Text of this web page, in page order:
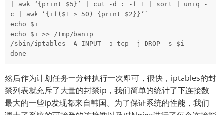
| awk ‘{print $5}’ | cut -d : -f 1 | sort | uniq -
c | awk ‘{if($1 > 50) {print $2}}’`
echo $i
echo $i >> /tmp/banip
/sbin/iptables -A INPUT -p tcp -j DROP -s $i
done
然后作为计划任务一分钟执行一次即可，很快，iptables的封
禁列表就充斥了大量的封禁ip，我们简单的统计了下连接数
最大的一些ip发现都来自韩国。为了保证系统的性能，我们